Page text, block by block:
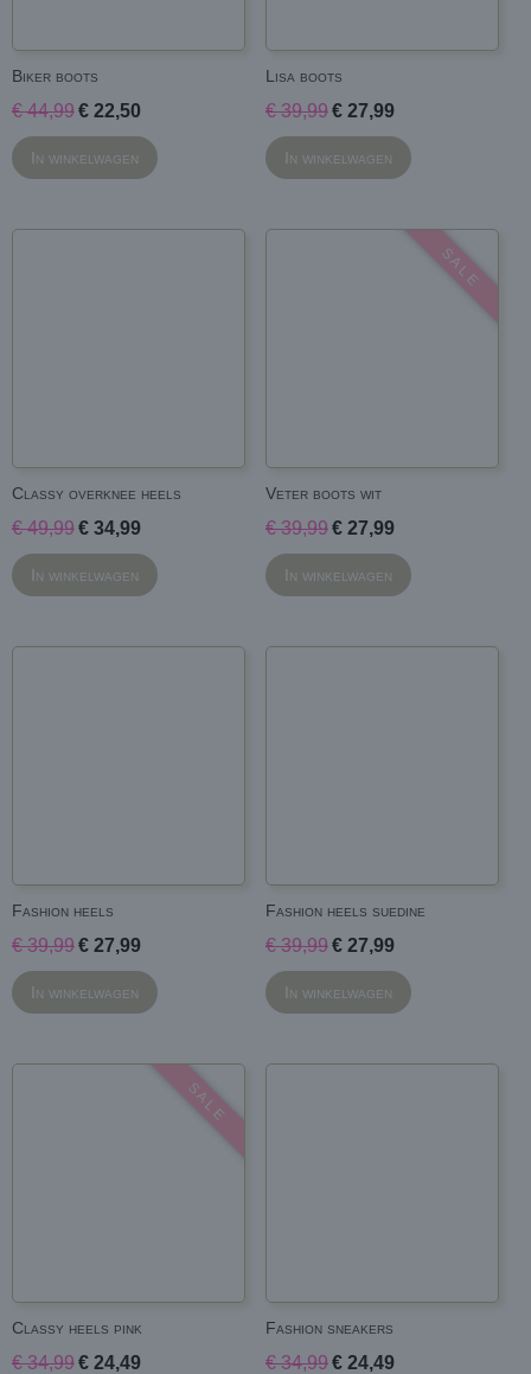
Biker boots
€ 44,99€ 22,50
In winkelwagen
Lisa boots
€ 39,99€ 27,99
In winkelwagen
Classy overknee heels
€ 49,99€ 34,99
In winkelwagen
S A L E
Veter boots wit
€ 39,99€ 27,99
In winkelwagen
Fashion heels
€ 39,99€ 27,99
In winkelwagen
Fashion heels suedine
€ 39,99€ 27,99
In winkelwagen
S A L E
Classy heels pink
€ 34,99€ 24,49
Fashion sneakers
€ 34,99€ 24,49